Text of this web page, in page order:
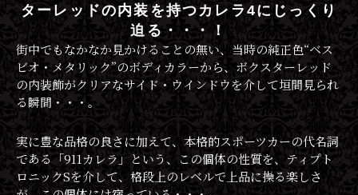
ターレッドの内装を持つカレラ4にじっくり
迫る・・・！
街中でもなかなか見かけることの無い、当時の純正色“ベス
ビオ・メタリック”のボディカラーから、ボクスターレッド
の内装飾がクリアなサイド・ウインドウを介して垣間見られ
る瞬間・・・。
実に豊な品格の良さに加えて、本格的スポーツカーの代名詞
である「911カレラ」という、この個体の性質を、ティプト
ロニックSを介して、格段上のレベルで上品に操る楽しさ